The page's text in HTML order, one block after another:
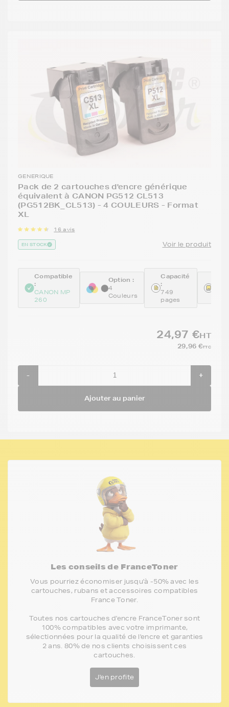
GENERIQUE
Pack de 2 cartouches d'encre générique
équivalent à CANON PG512 CL513
(PG512BK_CL513) - 4 COULEURS - Format
XL
16 avis
EN STOCK Voir le produit
Compatible
:
CANON MP
260
Option :
4
Couleurs
Capacité
:
749
pages
24,97 €HT
29,96 €TTC
- +
Ajouter au panier
Les conseils de FranceToner
Vous pourriez économiser jusqu'à -50% avec les
cartouches, rubans et accessoires compatibles
France Toner.
Toutes nos cartouches d'encre FranceToner sont
100% compatibles avec votre imprimante,
sélectionnées pour la qualité de l'encre et garanties
2 ans. 80% de nos clients choisissent ces
cartouches.
J'en profite